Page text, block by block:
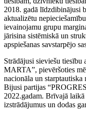
2018. gadā līdzdibinājusi
aktualizētu
ievainojamu grupu
jārisina sistēmiskā un
apspiešanas savstarpējo
Strādājusi sieviešu tiesību
MARTA”, pievēršoties
nacionāla un
Bijusi partijas
2022.gadam. Brīvajā
izstrādājumus un dodas